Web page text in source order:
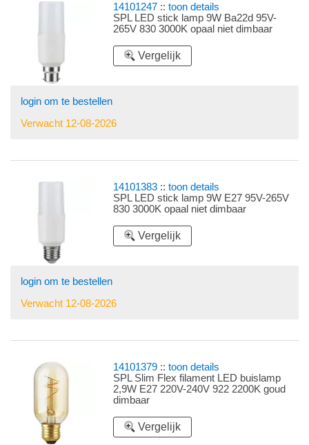
14101247 ::toon details
SPL LED stick lamp 9W Ba22d 95V-
265V 830 3000K opaal niet dimbaar
Vergelijk
login om te bestellen
Verwacht 12-08-2026
14101383 ::toon details
SPL LED stick lamp 9W E27 95V-265V
830 3000K opaal niet dimbaar
Vergelijk
login om te bestellen
Verwacht 12-08-2026
14101379 ::toon details
SPL Slim Flex filament LED buislamp
2,9W E27 220V-240V 922 2200K goud
dimbaar
Vergelijk